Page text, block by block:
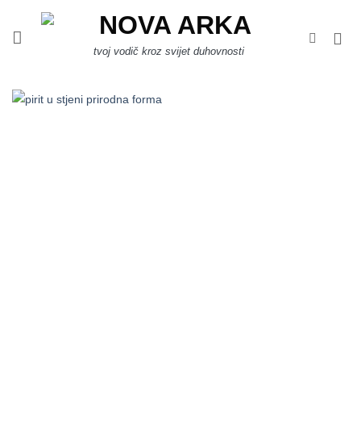
content
tvoj vodič kroz svijet duhovnosti